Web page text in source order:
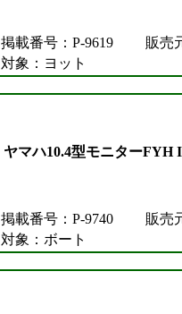
掲載番号：P-9619
販売
対象：ヨット
ヤマハ10.4型モニターFYH
掲載番号：P-9740
販売
対象：ボート